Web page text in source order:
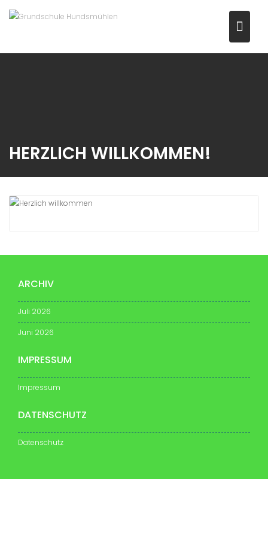
HERZLICH WILLKOMMEN!
ARCHIV
Juli 2026
Juni 2026
IMPRESSUM
Impressum
DATENSCHUTZ
Datenschutz